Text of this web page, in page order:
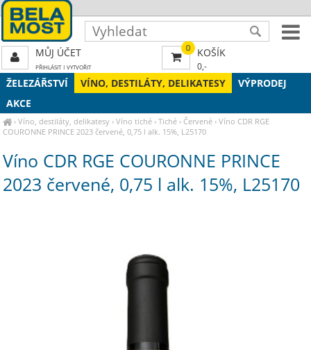
ŽELEZÁŘSTVÍ VÍNO, DESTILÁTY, DELIKATESY
VÝPRODEJ
AKCE
›Víno, destiláty, delikatesy ›Víno tiché ›Tiché ›Červené ›Víno CDR RGE
COURONNE PRINCE 2023 červené, 0,75 l alk. 15%, L25170
Víno CDR RGE COURONNE PRINCE
2023 červené, 0,75 l alk. 15%, L25170
0 KOŠÍK
0,-
MŮJ ÚČET
PŘIHLÁSIT| VYTVOŘIT